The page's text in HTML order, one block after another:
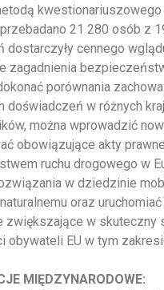
21 280 osób z
dostarczyły cennego
zagadnienia
porównania
doświadczeń w różnych
można wprowadzić
obowiązujące akty
ruchu drogowego w
w dziedzinie
oraz
zwiększające w skuteczny
obywateli EU w tym
MIĘDZYNARODOWE: